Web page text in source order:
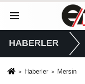
HABERLER
Haberler Mersin